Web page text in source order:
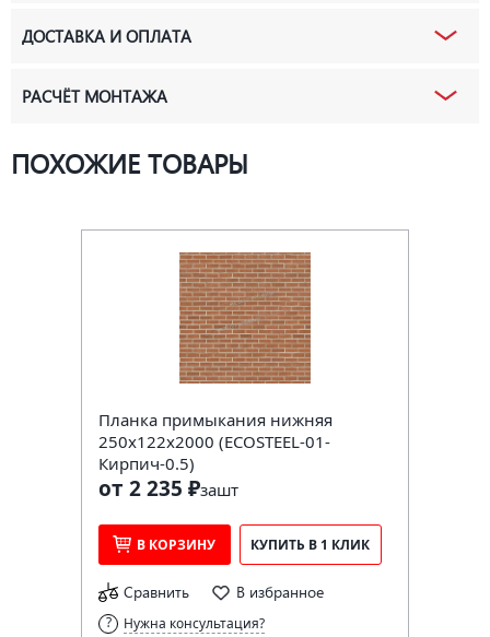
ДОСТАВКА И ОПЛАТА
РАСЧЁТ МОНТАЖА
ПОХОЖИЕ ТОВАРЫ
Планка примыкания нижняя
250х122х2000 (ECOSTEEL-01-
Кирпич-0.5)
от 2 235 ₽зашт
В КОРЗИНУ КУПИТЬ В 1 КЛИК
Сравнить В избранное
Нужна консультация?